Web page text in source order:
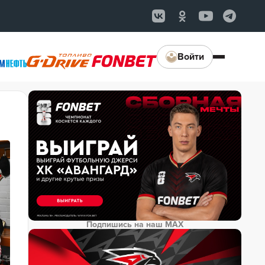
Войти
Подпишись на наш MAX